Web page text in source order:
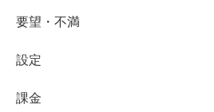
要望・不満
設定
課金